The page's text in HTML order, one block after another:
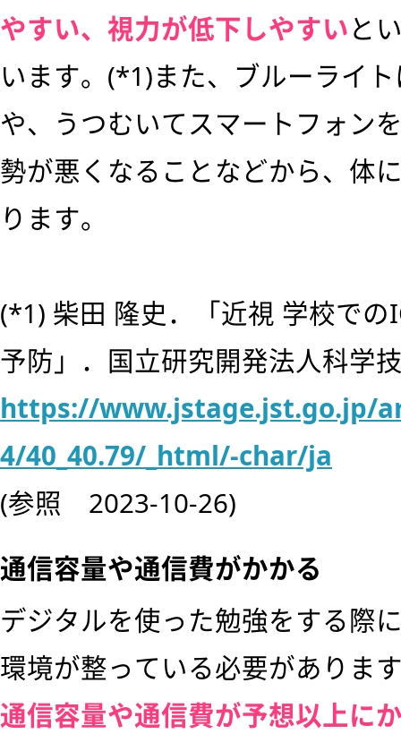
やすい、視力が低下しやすいと
います。(*1)また、ブルーライ
や、うつむいてスマートフォン
勢が悪くなることなどから、体
ります。
(*1) 柴田 隆史．「近視 学校での
予防」．国立研究開発法人科学
https://www.jstage.jst.go.jp/
4/40_40.79/_html/-char/ja
(参照 2023-10-26)
通信容量や通信費がかかる
デジタルを使った勉強をする際
環境が整っている必要がありま
通信容量や通信費が予想以上に